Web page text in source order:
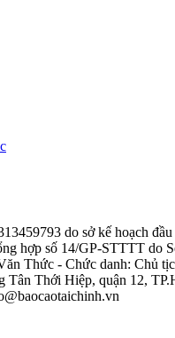
do sở kế hoạch
hợp số 14/GP-STTTT
Thức - Chức danh: Chủ
Tân Thới Hiệp, quận 12,